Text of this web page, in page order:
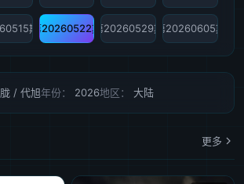
期第20260522期第20260529期第20260605期
/ 代旭年份： 2026地区： 大陆
更多